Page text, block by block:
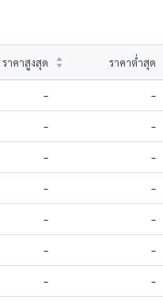
ราคาสูงสุด ราคาต่ำสุด
- -
- -
- -
- -
- -
- -
- -